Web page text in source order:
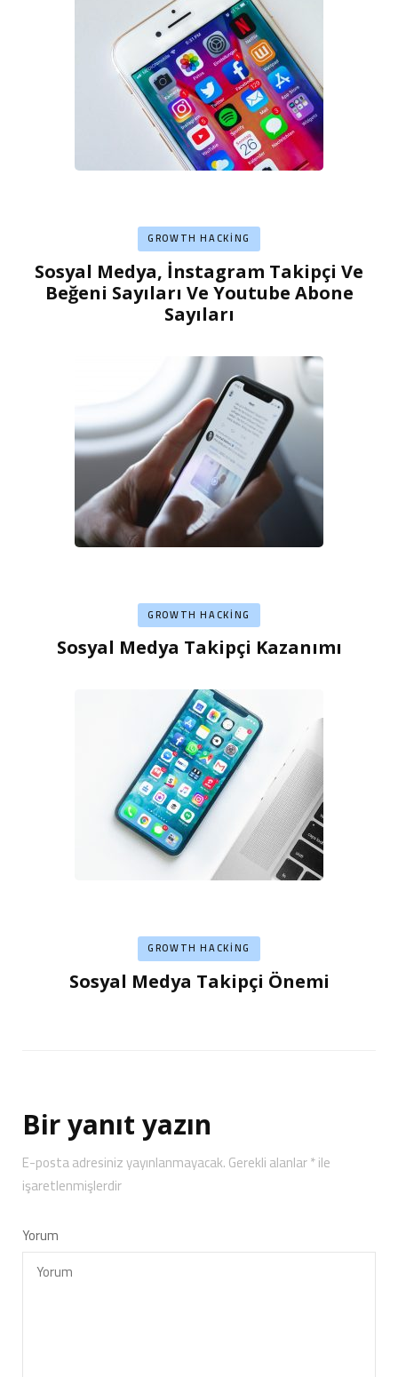
GROWTH HACKING
Sosyal Medya, İnstagram Takipçi Ve
Beğeni Sayıları Ve Youtube Abone
Sayıları
GROWTH HACKING
Sosyal Medya Takipçi Kazanımı
GROWTH HACKING
Sosyal Medya Takipçi Önemi
Bir yanıt yazın
E-posta adresiniz yayınlanmayacak.Gerekli alanlar*ile
işaretlenmişlerdir
Yorum